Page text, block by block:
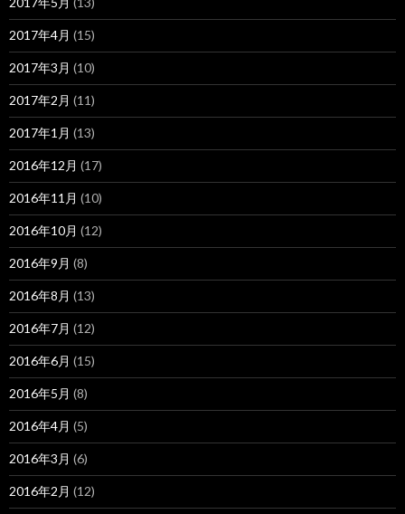
2017年4月 (15)
2017年3月 (10)
2017年2月 (11)
2017年1月 (13)
2016年12月 (17)
2016年11月 (10)
2016年10月 (12)
2016年9月 (8)
2016年8月 (13)
2016年7月 (12)
2016年6月 (15)
2016年5月 (8)
2016年4月 (5)
2016年3月 (6)
2016年2月 (12)